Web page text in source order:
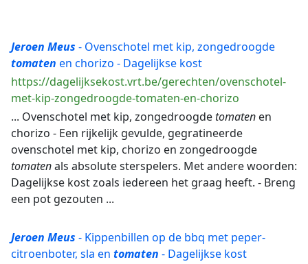
Jeroen Meus - Ovenschotel met kip, zongedroogde
tomaten en chorizo - Dagelijkse kost
https://dagelijksekost.vrt.be/gerechten/ovenschotel-
met-kip-zongedroogde-tomaten-en-chorizo
... Ovenschotel met kip, zongedroogdetomaten en
chorizo - Een rijkelijk gevulde, gegratineerde
ovenschotel met kip, chorizo en zongedroogde
tomatenals absolute sterspelers. Met andere woorden:
Dagelijkse kost zoals iedereen het graag heeft. - Breng
een pot gezouten ...
Jeroen Meus - Kippenbillen op de bbq met peper-
citroenboter, sla en tomaten - Dagelijkse kost